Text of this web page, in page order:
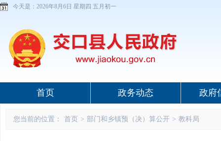
今天是： 2026年8月6日 星期四 五月初一
首页 政务动态 政府
您当前的位置： 首页 > 部门和乡镇预（决）算公开 > 教科局